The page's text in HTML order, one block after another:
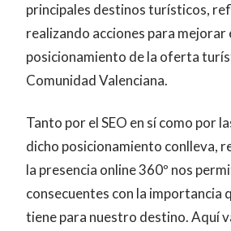
principales destinos turísticos,
realizando acciones para mejorar
posicionamiento de la oferta
Comunidad Valenciana.
Tanto por el SEO en sí como por
dicho posicionamiento conlleva,
la presencia online 360º nos
consecuentes con la importancia
tiene para nuestro destino. Aquí